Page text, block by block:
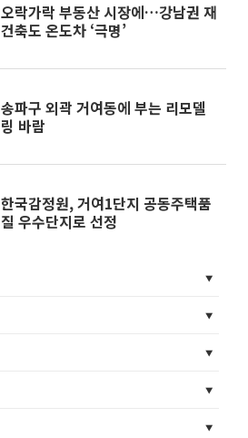
오락가락 부동산 시장에…강남권 재
건축도 온도차 ‘극명’
송파구 외곽 거여동에 부는 리모델
링 바람
한국감정원, 거여1단지 공동주택품
질 우수단지로 선정